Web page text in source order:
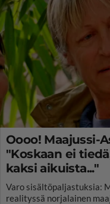
Oooo! Maajussi-
"Koskaan ei
kaksi aikuista..."
Varo sisältöpaljastuksia:
realityssä norjalainen